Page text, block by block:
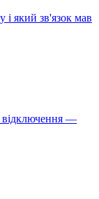
і який зв'язок мав
відключення —